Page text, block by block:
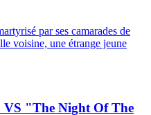
par ses camarades de
voisine, une étrange jeune
"The Night Of The